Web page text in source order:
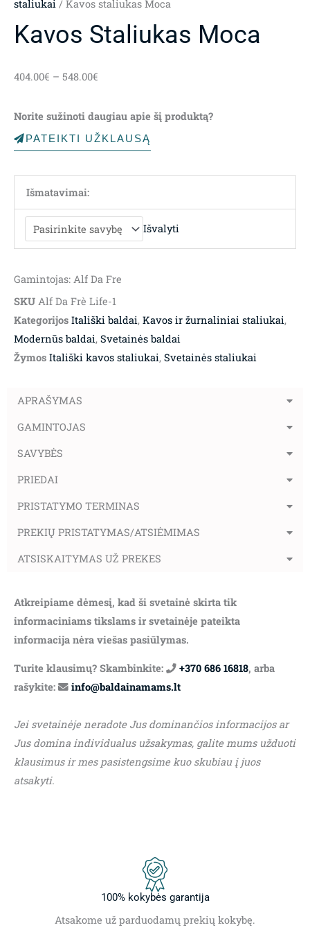
staliukai / Kavos staliukas Moca
Kavos Staliukas Moca
404.00€ – 548.00€
through
548.00€
Norite sužinoti daugiau apie šį produktą?
PATEIKTI UŽKLAUSĄ
Išmatavimai:
Išvalyti
Gamintojas: Alf Da Fre
SKU Alf Da Frè Life-1
Kategorijos Itališki baldai, Kavos ir žurnaliniai staliukai,
Modernūs baldai, Svetainės baldai
Žymos Itališki kavos staliukai, Svetainės staliukai
APRAŠYMAS
GAMINTOJAS
SAVYBĖS
PRIEDAI
PRISTATYMO TERMINAS
PREKIŲ PRISTATYMAS/ATSIĖMIMAS
ATSISKAITYMAS UŽ PREKES
Atkreipiame dėmesį, kad ši svetainė skirta tik
informaciniams tikslams ir svetainėje pateikta
informacija nėra viešas pasiūlymas.
Turite klausimų? Skambinkite: +370 686 16818, arba
rašykite:
info@baldainamams.lt
Jei svetainėje neradote Jus dominančios informacijos ar
Jus domina individualus užsakymas, galite mums užduoti
klausimus ir mes pasistengsime kuo skubiau į juos
atsakyti.
100% kokybės garantija
Atsakome už parduodamų prekių kokybę.